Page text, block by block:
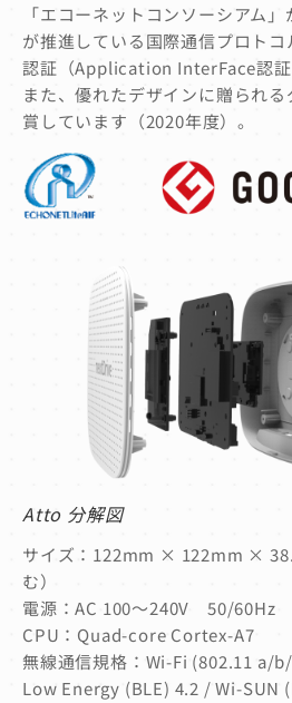
「エコーネットコンソーシアム
が推進している国際通信プロト
認証（Application InterFace認証
また、優れたデザインに贈られ
賞しています（2020年度）。
Atto 分解図
サイズ：122mm × 122mm ×
む）
電源：AC 100〜240V 50/60Hz
CPU：Quad-core Cortex-A7
無線通信規格：Wi-Fi (802.11
Low Energy (BLE) 4.2 / Wi-SUN